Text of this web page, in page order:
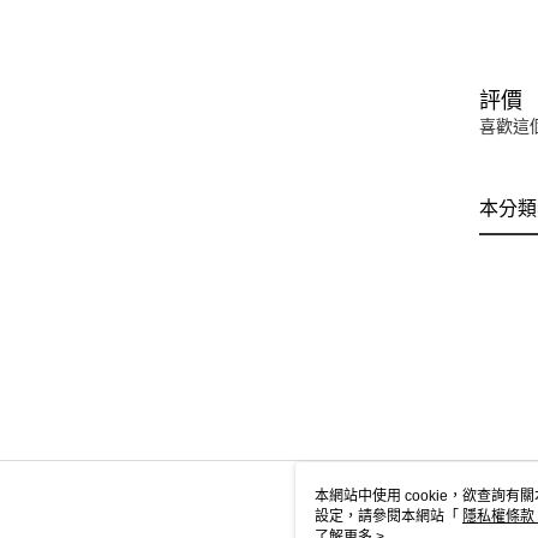
評價
喜歡這
本分
本網站中使用 cookie，欲查詢有
設定，請參閱本網站「 隱私權條款